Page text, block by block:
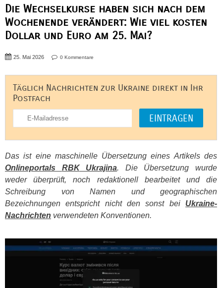
Die Wechselkurse haben sich nach dem
Wochenende verändert: Wie viel kosten
Dollar und Euro am 25. Mai?
25. Mai 2026 0 Kommentare
Täglich Nachrichten zur Ukraine direkt in Ihr
Postfach
Das ist eine maschinelle Übersetzung eines Artikels des
Onlineportals RBKUkrajina. Die Übersetzung wurde
weder überprüft, noch redaktionell bearbeitet und die
Schreibung von Namen und geographischen
Bezeichnungen entspricht nicht den sonst bei Ukraine-
Nachrichten verwendeten Konventionen.